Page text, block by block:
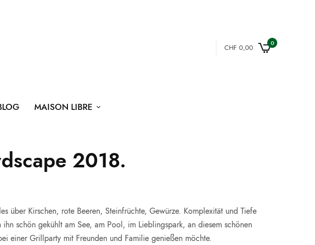
CHF 0,00
0
MAISON LIBRE
2018.
über Kirschen, rote Beeren, Steinfrüchte, Gewürze. Komplexität und Tiefe
schön gekühlt am See, am Pool, im Lieblingspark, an diesem schönen
einer Grillparty mit Freunden und Familie genießen möchte.